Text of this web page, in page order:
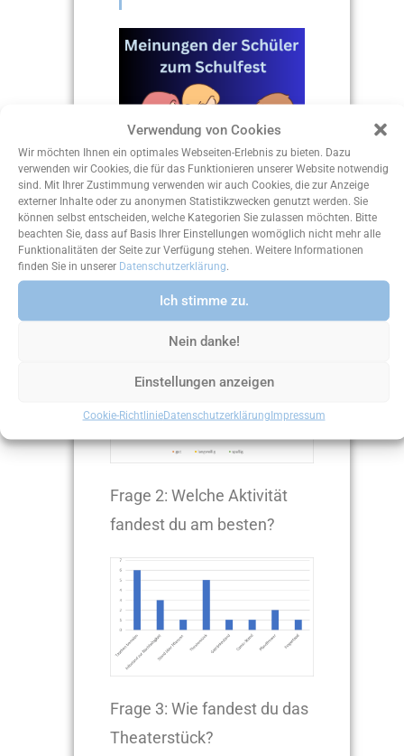
Verwendung von Cookies
Wir möchten Ihnen ein optimales Webseiten-Erlebnis zu bieten. Dazu
verwenden wir Cookies, die für das Funktionieren unserer Website notwendig
sind. Mit Ihrer Zustimmung verwenden wir auch Cookies, die zur Anzeige
externer Inhalte oder zu anonymen Statistikzwecken genutzt werden. Sie
können selbst entscheiden, welche Kategorien Sie zulassen möchten. Bitte
beachten Sie, dass auf Basis Ihrer Einstellungen womöglich nicht mehr alle
Funktionalitäten der Seite zur Verfügung stehen. Weitere Informationen
finden Sie in unserer Datenschutzerklärung.
Ich stimme zu.
Nein danke!
Einstellungen anzeigen
Cookie-RichtlinieDatenschutzerklärungImpressum
Frage 1: Wie fandest du das
Schulfest?
Frage 2: Welche Aktivität
fandest du am besten?
Frage 3: Wie fandest du das
Theaterstück?